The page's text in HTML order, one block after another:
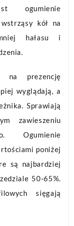
ogumienie
kół na
hałasu i
na prezencję
wyglądają, a
Sprawiają
zawieszeniu
Ogumienie
poniżej
są najbardziej
50-65%.
sięgają